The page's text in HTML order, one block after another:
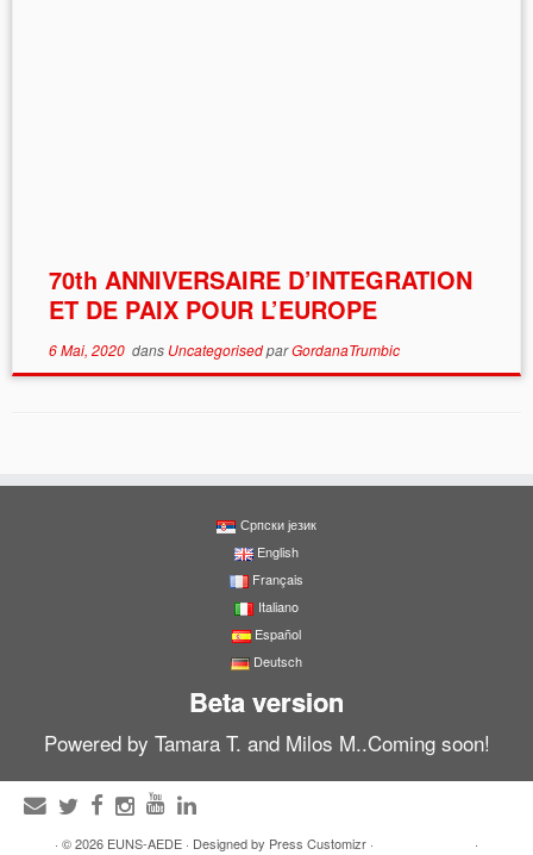
70th ANNIVERSAIRE D’INTEGRATION
ET DE PAIX POUR L’EUROPE
6 Mai, 2020dans UncategorisedparGordanaTrumbic
Српски језик
English
Français
Italiano
Español
Deutsch
Beta version
Powered by Tamara T. and Milos M..Coming soon!
· © 2026 EUNS-AEDE · Designed by Press Customizr · ·